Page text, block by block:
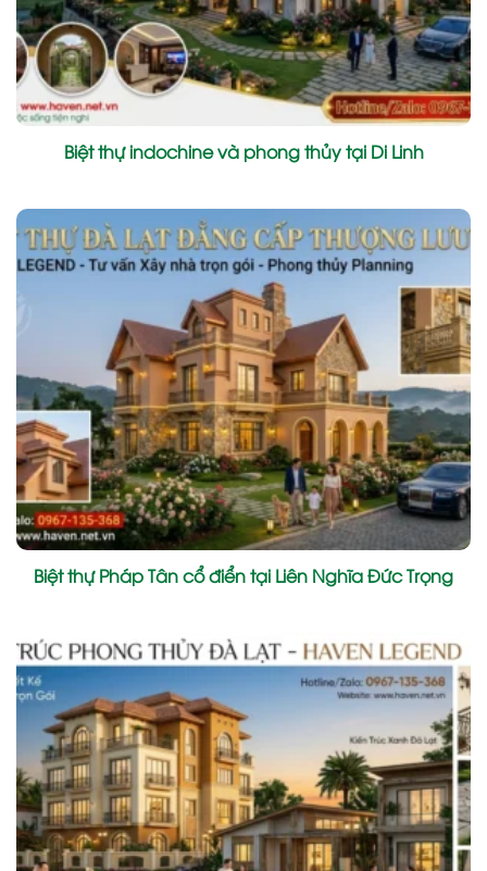
Biệt thự indochine và phong thủy tại Di Linh
Biệt thự Pháp Tân cổ điển tại Liên Nghĩa Đức Trọng